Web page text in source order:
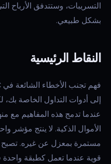
التسريبات، وستتدفق الأرباح
بشكل طبيعي.
النقاط الرئيسية
إلى أدوات التداول الخاصة
عندما تدمج هذه المفاهيم مع
الأموال الذكية. لا ينتج مؤشر
مستمرة بمعزل عن غيره. تصبح
قوية عندما تعمل كطبقة